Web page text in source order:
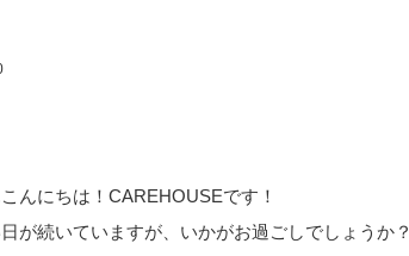
んにちは！CAREHOUSEです！
が続いていますが、いかがお過ごしでしょうか？